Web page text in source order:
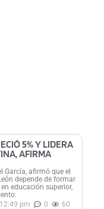
5% Y LIDERA
AFIRMA
García, afirmó que el
depende de formar
educación superior,
12:49 pm 0 60